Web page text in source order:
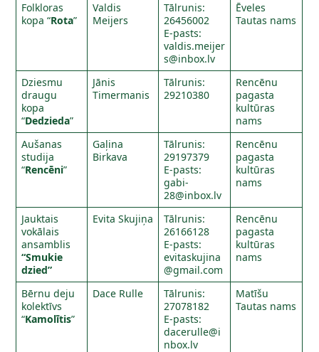
Folkloras
kopa “Rota”
Valdis
Meijers
Tālrunis:
26456002
E-pasts:
valdis.meijer
s@inbox.lv
Ēveles
Tautas nams
Dziesmu
draugu
kopa
“Dedzieda”
Jānis
Timermanis
Tālrunis:
29210380
Rencēnu
pagasta
kultūras
nams
Aušanas
studija
“Rencēni”
Gaļina
Birkava
Tālrunis:
29197379
E-pasts:
gabi-
28@inbox.lv
Rencēnu
pagasta
kultūras
nams
Jauktais
vokālais
ansamblis
“Smukie
dzied”
Evita Skujiņa
Tālrunis:
26166128
E-pasts:
evitaskujina
@gmail.com
Rencēnu
pagasta
kultūras
nams
Bērnu deju
kolektīvs
“Kamolītis”
Dace Rulle
Tālrunis:
27078182
E-pasts:
dacerulle@i
nbox.lv
Matīšu
Tautas nams